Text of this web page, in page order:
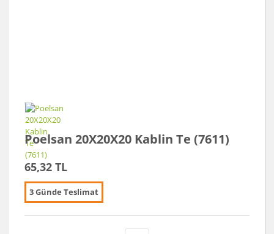
Poelsan 20X20X20 Kablin Te (7611)
65,32 TL
3 Günde Teslimat